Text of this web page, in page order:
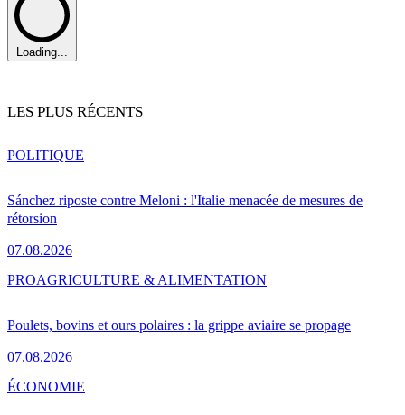
Loading...
LES PLUS RÉCENTS
Sánchez riposte contre Meloni : l'Italie menacée de mesures de
rétorsion
07.08.2026
POLITIQUE
Poulets, bovins et ours polaires : la grippe aviaire se propage
07.08.2026
PROAGRICULTURE & ALIMENTATION
ÉCONOMIE